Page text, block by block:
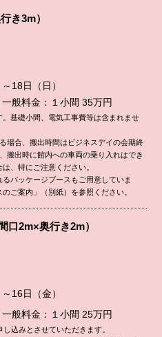
き3m）
18日（日）
般料金：１小間 35万円
基礎小間、電気工事費等は含まれませ
場合、搬出時間はビジネスデイの会期終
搬出時に館内への車両の乗り入れはでき
、特にご注意ください。
パッケージブースもご用意していま
ご案内」（別紙）を参照ください。
口2m×奥行き2m）
16日（金）
般料金：１小間 25万円
込みとさせていただきます。